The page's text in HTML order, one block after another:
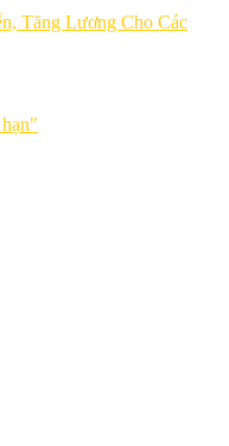
Tăng Lương Cho Các